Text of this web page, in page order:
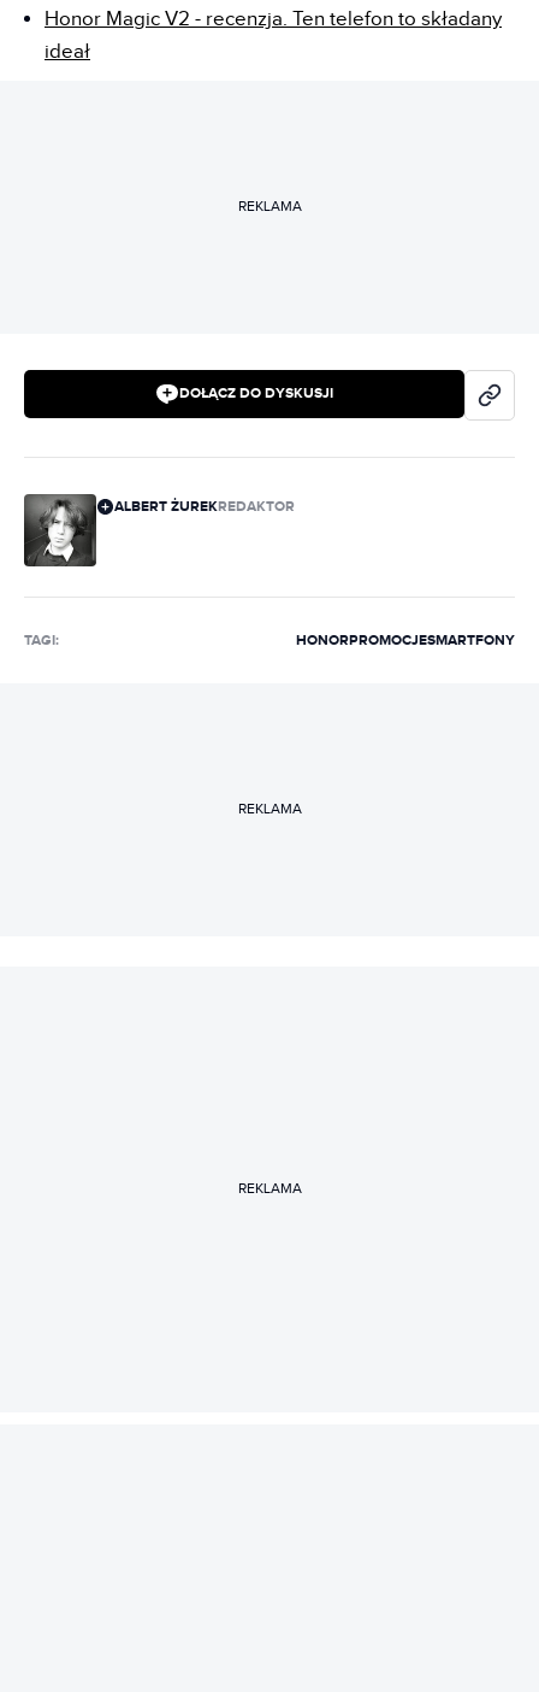
Honor Magic V2 - recenzja. Ten telefon to składany
ideał
REKLAMA
DOŁĄCZ DO DYSKUSJI
ALBERT ŻUREKREDAKTOR
TAGI: HONORPROMOCJESMARTFONY
REKLAMA
REKLAMA